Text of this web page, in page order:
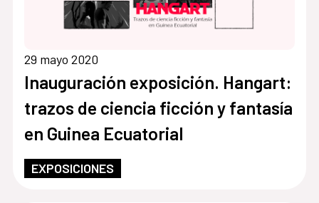
29 mayo 2020
Inauguración exposición. Hangart:
trazos de ciencia ficción y fantasía
en Guinea Ecuatorial
EXPOSICIONES